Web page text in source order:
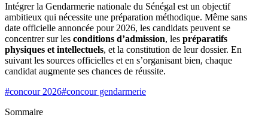
Intégrer la Gendarmerie nationale du Sénégal est un objectif
ambitieux qui nécessite une préparation méthodique. Même sans
date officielle annoncée pour 2026, les candidats peuvent se
concentrer sur les conditions d’admission, les préparatifs
physiques et intellectuels, et la constitution de leur dossier. En
suivant les sources officielles et en s’organisant bien, chaque
candidat augmente ses chances de réussite.
#concour 2026#concour gendarmerie
Sommaire